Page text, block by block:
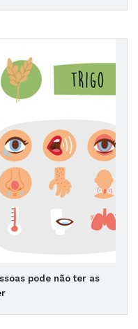
pode não ter as